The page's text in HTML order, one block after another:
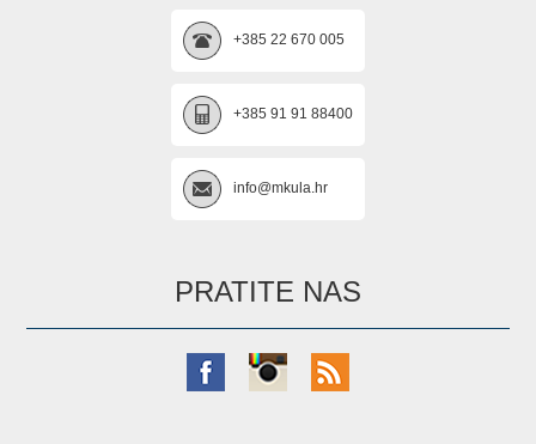
+385 22 670 005
+385 91 91 88400
info@mkula.hr
PRATITE NAS